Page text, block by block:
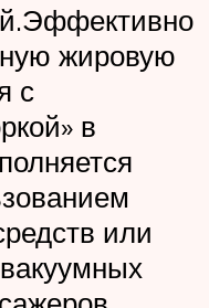
жировую
с
в
или